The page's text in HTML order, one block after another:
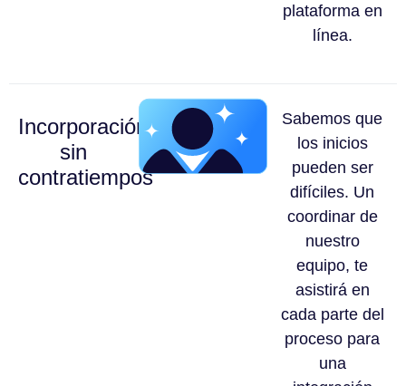
plataforma en
línea.
Incorporación
sin
contratiempos
Sabemos que
los inicios
pueden ser
difíciles. Un
coordinar de
nuestro
equipo, te
asistirá en
cada parte del
proceso para
una